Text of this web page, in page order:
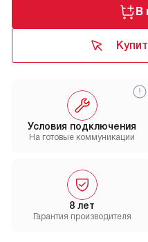
В
8 лет
Гарантия производителя
Условия подключения
На готовые коммуникации